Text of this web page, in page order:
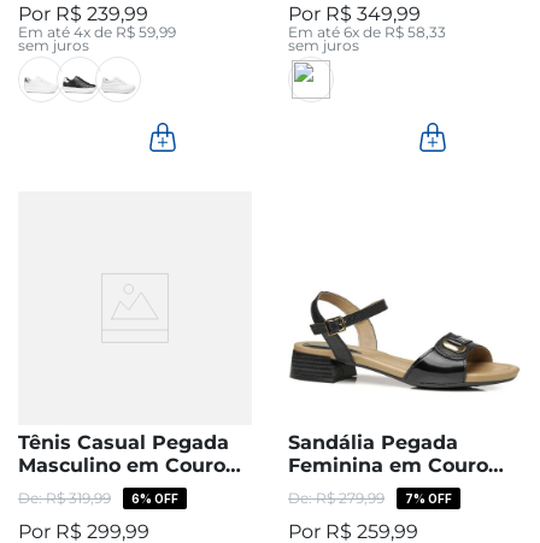
R$ 239,99
Em até 4x de R$ 59 99
sem juros
R$ 349,99
Em até 6x de R$ 58 33
sem juros
Tênis Casual Pegada
Masculino em Couro
Latte 113601-03
R$ 319,99 6% OFF
R$ 299,99
Sandália Pegada
Feminina em Couro
Preta 234607-03
R$ 279,99 7% OFF
R$ 259,99